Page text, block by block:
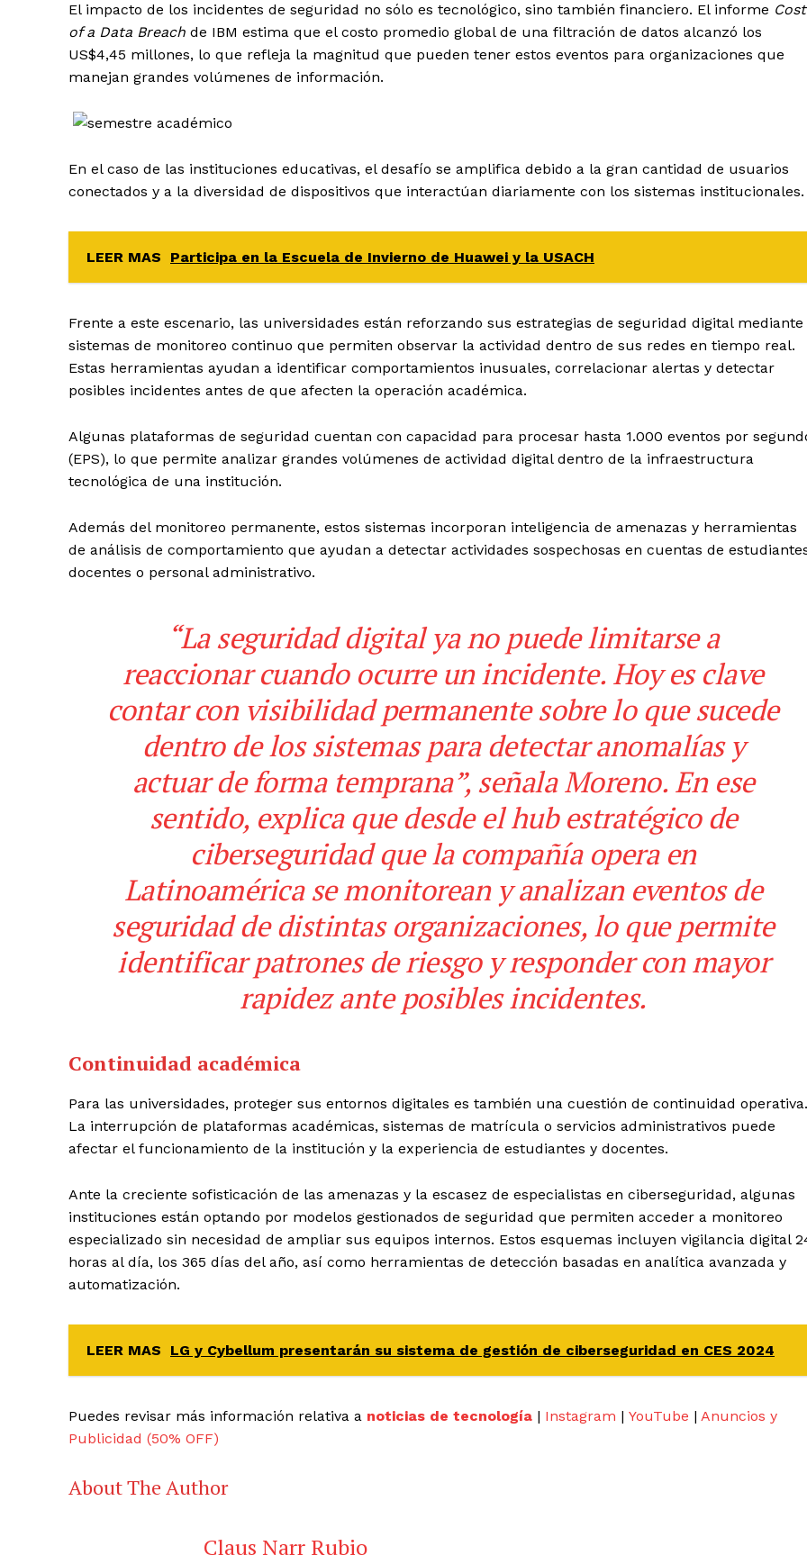
El impacto de los incidentes de seguridad no sólo es tecnológico, sino también financiero. El informe Cost
of a Data Breach de IBM estima que el costo promedio global de una filtración de datos alcanzó los
US$4,45 millones, lo que refleja la magnitud que pueden tener estos eventos para organizaciones que
manejan grandes volúmenes de información.
En el caso de las instituciones educativas, el desafío se amplifica debido a la gran cantidad de usuarios
conectados y a la diversidad de dispositivos que interactúan diariamente con los sistemas institucionales.
LEER MAS Participa en la Escuela de Invierno de Huawei y la USACH
Frente a este escenario, las universidades están reforzando sus estrategias de seguridad digital mediante
sistemas de monitoreo continuo que permiten observar la actividad dentro de sus redes en tiempo real.
Estas herramientas ayudan a identificar comportamientos inusuales, correlacionar alertas y detectar
posibles incidentes antes de que afecten la operación académica.
Algunas plataformas de seguridad cuentan con capacidad para procesar hasta 1.000 eventos por
(EPS), lo que permite analizar grandes volúmenes de actividad digital dentro de la infraestructura
tecnológica de una institución.
Además del monitoreo permanente, estos sistemas incorporan inteligencia de amenazas y herramientas
de análisis de comportamiento que ayudan a detectar actividades sospechosas en cuentas de
docentes o personal administrativo.
“La seguridad digital ya no puede limitarse a
reaccionar cuando ocurre un incidente. Hoy es clave
contar con visibilidad permanente sobre lo que sucede
dentro de los sistemas para detectar anomalías y
actuar de forma temprana”, señala Moreno.En ese
sentido, explica que desde el hub estratégico de
ciberseguridad que la compañía opera en
Latinoamérica se monitorean y analizan eventos de
seguridad de distintas organizaciones, lo que permite
identificar patrones de riesgo y responder con mayor
rapidez ante posibles incidentes.
Continuidad académica
Para las universidades, proteger sus entornos digitales es también una cuestión de continuidad operativa.
La interrupción de plataformas académicas, sistemas de matrícula o servicios administrativos puede
afectar el funcionamiento de la institución y la experiencia de estudiantes y docentes.
Ante la creciente sofisticación de las amenazas y la escasez de especialistas en ciberseguridad, algunas
instituciones están optando por modelos gestionados de seguridad que permiten acceder a monitoreo
especializado sin necesidad de ampliar sus equipos internos. Estos esquemas incluyen vigilancia digital
horas al día, los 365 días del año, así como herramientas de detección basadas en analítica avanzada y
automatización.
LEER MAS LG y Cybellum presentarán su sistema de gestión de ciberseguridad en CES 2024
Puedes revisar más información relativa a noticias de tecnología | Instagram | YouTube | Anuncios y
Publicidad (50% OFF)
About The Author
Claus Narr Rubio